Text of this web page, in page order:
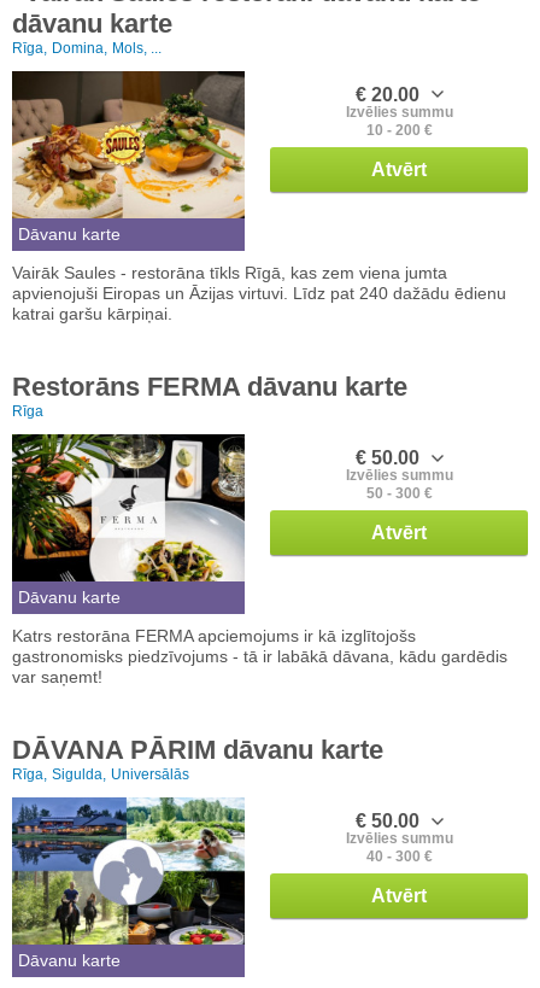
dāvanu karte
Rīga, Domina, Mols, ...
Dāvanu karte
€ 20.00
Izvēlies summu
10 - 200 €
Atvērt
Vairāk Saules - restorāna tīkls Rīgā, kas zem viena jumta
apvienojuši Eiropas un Āzijas virtuvi. Līdz pat 240 dažādu ēdienu
katrai garšu kārpiņai.
Restorāns FERMA dāvanu karte
Rīga
Dāvanu karte
€ 50.00
Izvēlies summu
50 - 300 €
Atvērt
Katrs restorāna FERMA apciemojums ir kā izglītojošs
gastronomisks piedzīvojums - tā ir labākā dāvana, kādu gardēdis
var saņemt!
DĀVANA PĀRIM dāvanu karte
Rīga, Sigulda, Universālās
Dāvanu karte
€ 50.00
Izvēlies summu
40 - 300 €
Atvērt